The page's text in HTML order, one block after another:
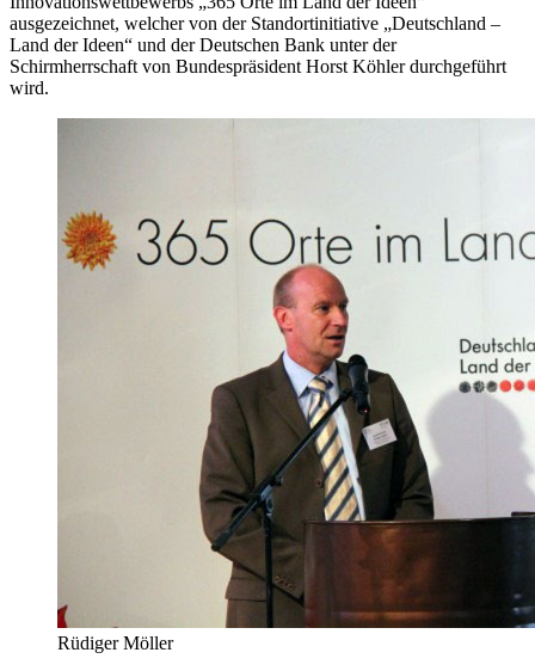
ausgezeichnet, welcher von der Standortinitiative „Deutschland –
Land der Ideen“ und der Deutschen Bank unter der
Schirmherrschaft von Bundespräsident Horst Köhler durchgeführt
wird.
Rüdiger Möller